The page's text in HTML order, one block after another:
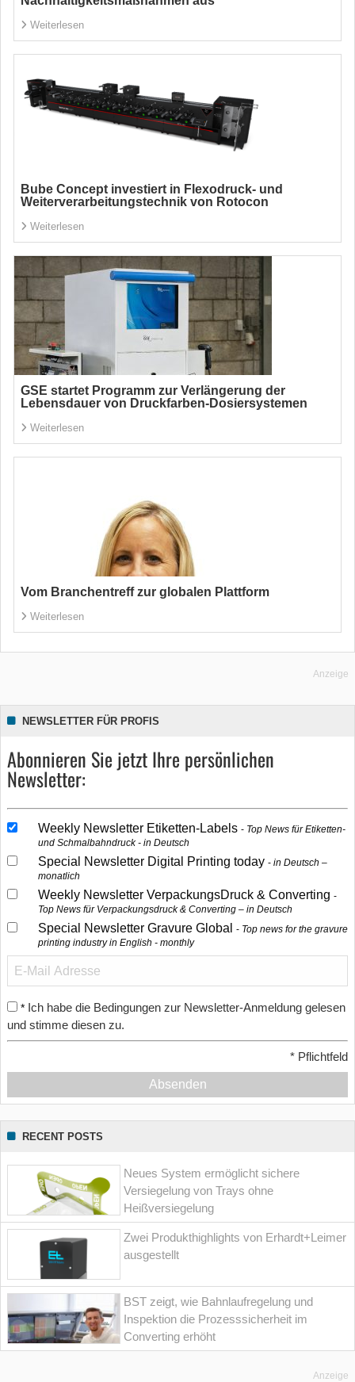
Weiterlesen
Bube Concept investiert in Flexodruck- und
Weiterverarbeitungstechnik von Rotocon
Weiterlesen
GSE startet Programm zur Verlängerung der
Lebensdauer von Druckfarben-Dosiersystemen
Weiterlesen
Vom Branchentreff zur globalen Plattform
Weiterlesen
Anzeige
NEWSLETTER FÜR PROFIS
Abonnieren Sie jetzt Ihre persönlichen
Newsletter:
Weekly Newsletter Etiketten-Labels
Top News für Etiketten-
und Schmalbahndruck - in Deutsch
Special Newsletter Digital Printing today
in Deutsch –
monatlich
Weekly Newsletter VerpackungsDruck & Converting
Top News für Verpackungsdruck & Converting – in Deutsch
Special Newsletter Gravure Global
Top news for the gravure
printing industry in English - monthly
* Ich habe die Bedingungen zur Newsletter-Anmeldung gelesen
und stimme diesen zu.
* Pflichtfeld
Absenden
RECENT POSTS
Neues System ermöglicht sichere
Versiegelung von Trays ohne
Heißversiegelung
Zwei Produkthighlights von Erhardt+Leimer
ausgestellt
BST zeigt, wie Bahnlaufregelung und
Inspektion die Prozesssicherheit im
Converting erhöht
Anzeige